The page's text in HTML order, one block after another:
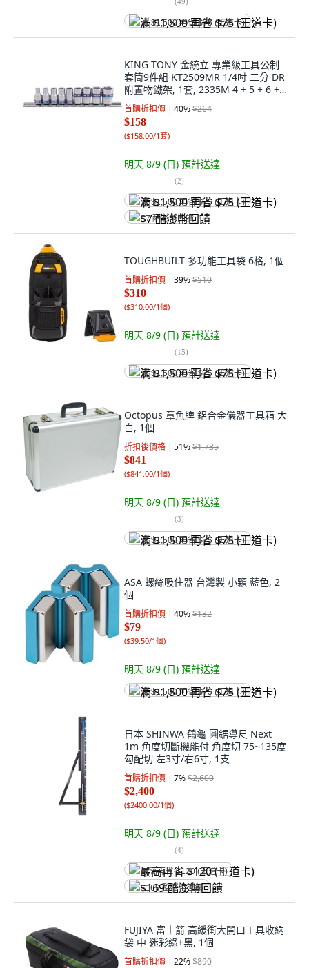
满 $1,500 再省 $75 (王道卡)
KING TONY 金統立 專業級工具公制
套筒9件組 KT2509MR 1/4吋 二分 DR
附置物鐵架, 1套, 2335M 4 + 5 + 6 + 7
+ 8 + 9 + 10 + 11 + 13
首購折扣價 40%$264
$158
($158.00/1套)
明天 8/9 (日) 預計送達
(2)
满 $1,500 再省 $75 (王道卡)
$7 酷澎幣回饋
TOUGHBUILT 多功能工具袋 6格, 1個
首購折扣價 39%$510
$310
($310.00/1個)
明天 8/9 (日) 預計送達
(15)
满 $1,500 再省 $75 (王道卡)
Octopus 章魚牌 鋁合金儀器工具箱 大
白, 1個
折扣後價格 51%$1,735
$841
($841.00/1個)
明天 8/9 (日) 預計送達
(3)
满 $1,500 再省 $75 (王道卡)
ASA 螺絲吸住器 台灣製 小顆 藍色, 2
個
首購折扣價 40%$132
$79
($39.50/1個)
明天 8/9 (日) 預計送達
满 $1,500 再省 $75 (王道卡)
日本 SHINWA 鶴龜 圓鋸導尺 Next
1m 角度切斷機能付 角度切 75~135度
勾配切 左3寸/右6寸, 1支
首購折扣價 7%$2,600
$2,400
($2400.00/1個)
明天 8/9 (日) 預計送達
(4)
最高再省 $120 (王道卡)
$169 酷澎幣回饋
FUJIYA 富士箭 高緩衝大開口工具收納
袋 中 迷彩綠+黑, 1個
首購折扣價 22%$890